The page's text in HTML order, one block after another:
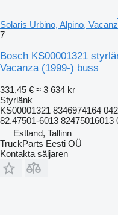
Solaris Urbino, Alpino,
7
Bosch KS00001321
Vacanza (1999-) buss
331,45 € ≈ 3 634 kr
Styrlänk
KS00001321 8346974164
82.47501-6013 82475016013
Estland, Tallinn
TruckParts Eesti OÜ
Kontakta säljaren